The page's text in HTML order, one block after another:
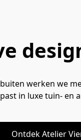
werken we
in luxe tuin- en
Ontdek Atelier